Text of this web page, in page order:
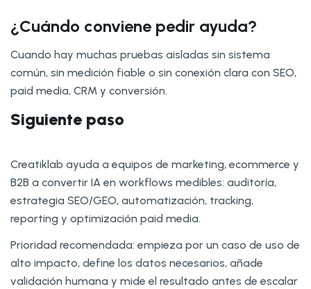
¿Cuándo conviene pedir ayuda?
Cuando hay muchas pruebas aisladas sin sistema
común, sin medición fiable o sin conexión clara con SEO,
paid media, CRM y conversión.
Siguiente paso
Creatiklab ayuda a equipos de marketing, ecommerce y
B2B a convertir IA en workflows medibles: auditoría,
estrategia SEO/GEO, automatización, tracking,
reporting y optimización paid media.
Prioridad recomendada: empieza por un caso de uso de
alto impacto, define los datos necesarios, añade
validación humana y mide el resultado antes de escalar